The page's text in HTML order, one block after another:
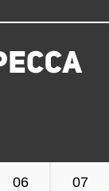
06 07